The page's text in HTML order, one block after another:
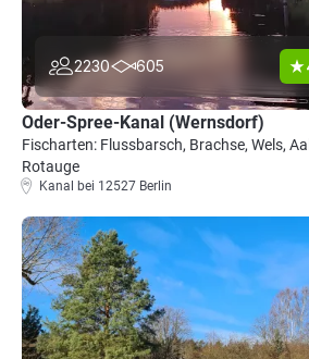
2230 605
Oder-Spree-Kanal (Wernsdorf)
Fischarten: Flussbarsch, Brachse, Wels,
Rotauge
Kanal bei 12527 Berlin